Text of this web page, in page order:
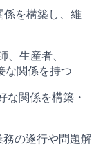
を構築し、維
生産者、
な関係を持つ
な関係を構築・
の遂行や問題解